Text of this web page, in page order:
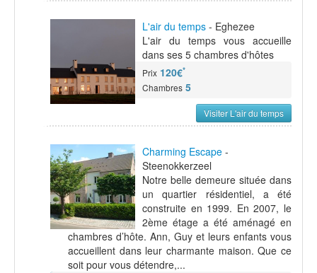
L'air du temps - Eghezee
L'air du temps vous accueille
dans ses 5 chambres d'hôtes
Prix 120€*
Chambres 5
Visiter L'air du temps
Charming Escape -
Steenokkerzeel
Notre belle demeure située dans
un quartier résidentiel, a été
construite en 1999. En 2007, le
2ème étage a été aménagé en
chambres d’hôte. Ann, Guy et leurs enfants vous
accueillent dans leur charmante maison. Que ce
soit pour vous détendre,...